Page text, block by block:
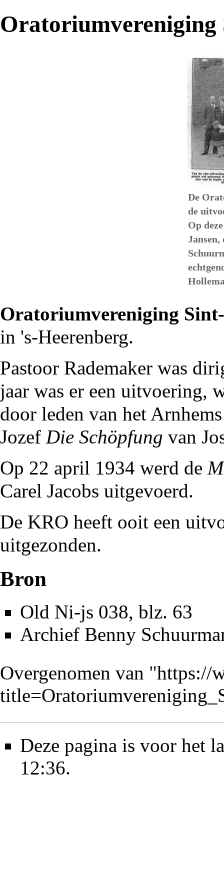
Oratoriumvereniging
De
de
Op
Jansen,
Oratoriumvereniging
in 's-Heerenberg.
Pastoor Rademaker was
jaar was er een uitvoering,
door leden van het
Jozef Die Schöpfung van
Op 22 april 1934 werd de
Carel Jacobs uitgevoerd.
De KRO heeft ooit een
uitgezonden.
Bron
Old Ni-js 038, blz. 63
Archief Benny
Overgenomen van "https://
Deze pagina is voor het
12:36.